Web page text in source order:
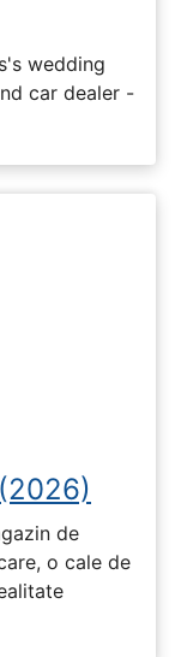
wedding
car dealer -
de
o cale de